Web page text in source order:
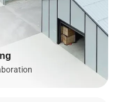
걸친 글로벌 AI 인프라를 구
웨이로 적극 확장할 계획입니
출시될 GB300 NVL72 및
로 구동되는 Bitdeer의 통합
로드를 위해 안전하고 확장
제공합니다. 이를 통해 전